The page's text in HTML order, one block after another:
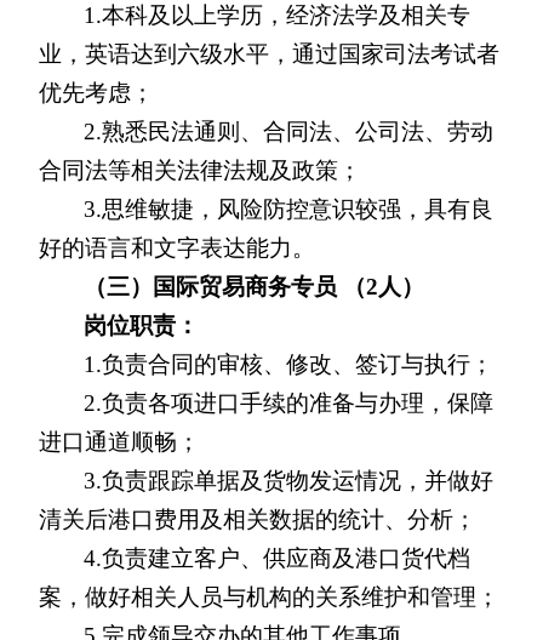
1.本科及以上学历，经济法学及相关专
业，英语达到六级水平，通过国家司法考试者
优先考虑；
2.熟悉民法通则、合同法、公司法、劳动
合同法等相关法律法规及政策；
3.思维敏捷，风险防控意识较强，具有良
好的语言和文字表达能力。
（三）国际贸易商务专员 （2人）
岗位职责：
1.负责合同的审核、修改、签订与执行；
2.负责各项进口手续的准备与办理，保障
进口通道顺畅；
3.负责跟踪单据及货物发运情况，并做好
清关后港口费用及相关数据的统计、分析；
4.负责建立客户、供应商及港口货代档
案，做好相关人员与机构的关系维护和管理；